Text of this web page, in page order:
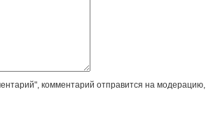
комментарий отправится на модерацию,